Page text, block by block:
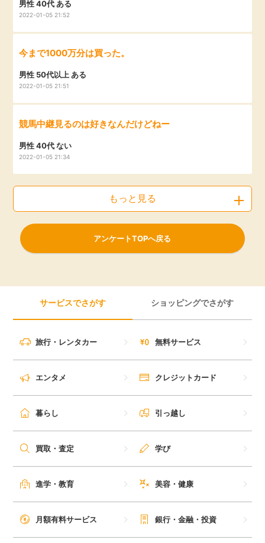
男性 40代 ある
2022-01-05 21:52
今まで1000万分は買った。
男性 50代以上 ある
2022-01-05 21:51
競馬中継見るのは好きなんだけどねー
男性 40代 ない
2022-01-05 21:34
もっと見る
アンケートTOPへ戻る
サービスでさがす ショッピングでさがす
旅行・レンタカー 無料サービス
エンタメ クレジットカード
暮らし 引っ越し
買取・査定 学び
進学・教育 美容・健康
月額有料サービス 銀行・金融・投資